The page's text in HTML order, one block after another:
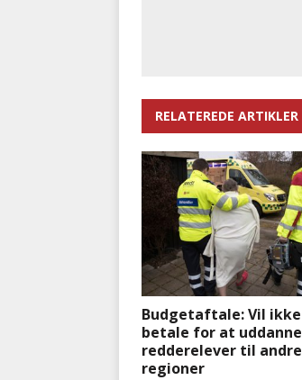
RELATEREDE ARTIKLER
Budgetaftale: Vil ikke
betale for at uddanne
redderelever til andre
regioner